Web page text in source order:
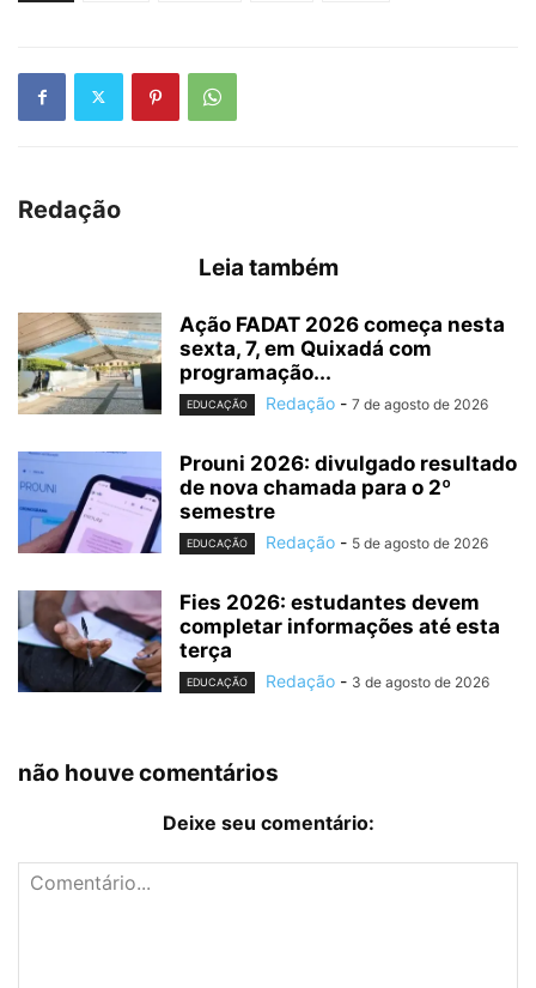
Redação
Leia também
Ação FADAT 2026 começa nesta
sexta, 7, em Quixadá com
programação...
EDUCAÇÃO Redação - 7 de agosto de 2026
Prouni 2026: divulgado resultado
de nova chamada para o 2º
semestre
EDUCAÇÃO Redação - 5 de agosto de 2026
Fies 2026: estudantes devem
completar informações até esta
terça
EDUCAÇÃO Redação - 3 de agosto de 2026
não houve comentários
Deixe seu comentário: